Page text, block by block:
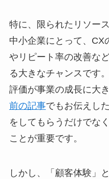
特に、限られたリソー
中小企業にとって、CX
やリピート率の改善な
る大きなチャンスです
評価が事業の成長に大
前の記事でもお伝えし
をしてもらうだけでな
ことが重要です。
しかし、「顧客体験」